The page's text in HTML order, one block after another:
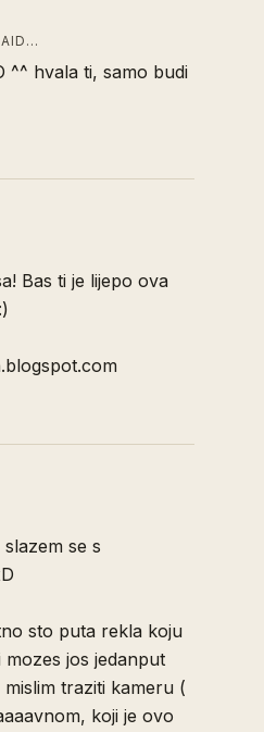
^^ hvala ti, samo budi
Bas ti je lijepo ova
se s
sto puta rekla koju
jos jedanput
traziti kameru (
koji je ovo